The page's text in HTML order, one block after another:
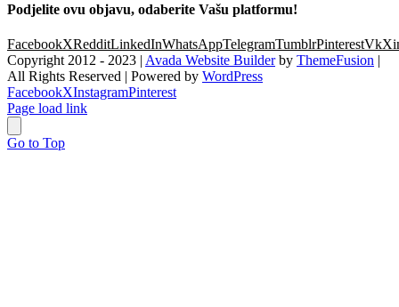
Podjelite ovu objavu, odaberite Vašu platformu!
FacebookXRedditLinkedInWhatsAppTelegramTumblrPinterestVk
Copyright 2012 - 2023 | Avada Website Builderby ThemeFusion |
All Rights Reserved | Powered by WordPress
FacebookXInstagramPinterest
Page load link
Go to Top